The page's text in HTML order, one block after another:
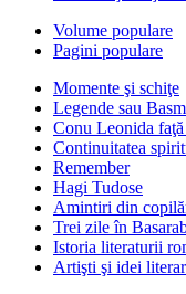
Volume populare
Pagini populare
Momente şi schiţe
Legende sau
Conu Leonida faţă
Continuitatea
Remember
Hagi Tudose
Amintiri din
Trei zile în
Istoria literaturii
Artişti şi idei